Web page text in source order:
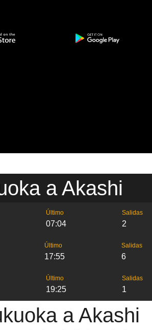
a Akashi
Último
07:04
Salidas
2
Último
17:55
Salidas
6
Último
19:25
Salidas
1
a Akashi